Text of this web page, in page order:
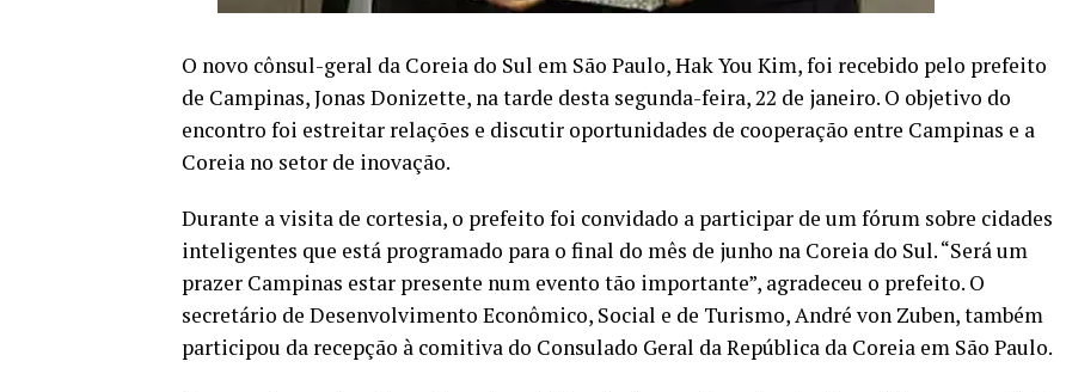
O novo cônsul-geral da Coreia do Sul em São Paulo, Hak You Kim, foi recebido pelo prefeito
de Campinas, Jonas Donizette, na tarde desta segunda-feira, 22 de janeiro. O objetivo do
encontro foi estreitar relações e discutir oportunidades de cooperação entre Campinas e a
Coreia no setor de inovação.
Durante a visita de cortesia, o prefeito foi convidado a participar de um fórum sobre cidades
inteligentes que está programado para o final do mês de junho na Coreia do Sul. “Será um
prazer Campinas estar presente num evento tão importante”, agradeceu o prefeito. O
secretário de Desenvolvimento Econômico, Social e de Turismo, André von Zuben, também
participou da recepção à comitiva do Consulado Geral da República da Coreia em São Paulo.